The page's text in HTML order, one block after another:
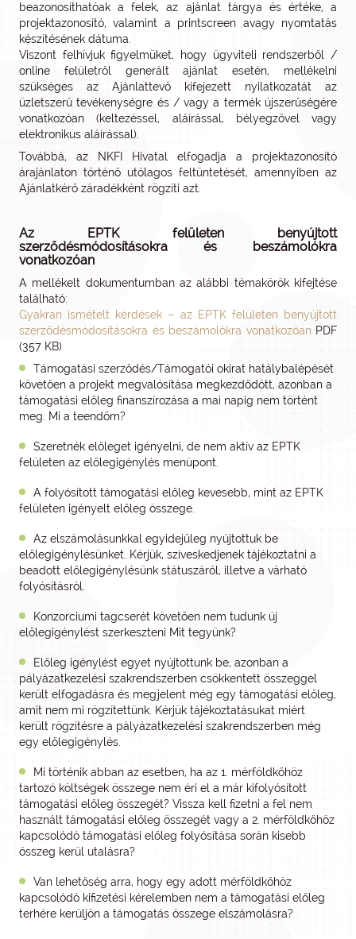
beazonosíthatóak a felek, az ajánlat tárgya és értéke, a
projektazonosító, valamint a printscreen avagy nyomtatás
készítésének dátuma.
Viszont felhívjuk figyelmüket, hogy ügyviteli rendszerből /
online felületről generált ajánlat esetén, mellékelni
szükséges az Ajánlattevő kifejezett nyilatkozatát az
üzletszerű tevékenységre és / vagy a termék újszerűségére
vonatkozóan (keltezéssel, aláírással, bélyegzővel vagy
elektronikus aláírással).
Továbbá, az NKFI Hivatal elfogadja a projektazonosító
árajánlaton történő utólagos feltüntetését, amennyiben az
Ajánlatkérő záradékként rögzíti azt.
Az EPTK felületen benyújtott
szerződésmódosításokra és beszámolókra
vonatkozóan
A mellékelt dokumentumban az alábbi témakörök kifejtése
található:
Gyakran ismételt kérdések – az EPTK felületen benyújtott
szerződésmódosításokra és beszámolókra vonatkozóanPDF
(357 KB)
Támogatási szerződés/Támogatói okirat hatálybalépését
követően a projekt megvalósítása megkezdődött, azonban a
támogatási előleg finanszírozása a mai napig nem történt
meg. Mi a teendőm?
Szeretnék előleget igényelni, de nem aktív az EPTK
felületen az előlegigénylés menüpont.
A folyósított támogatási előleg kevesebb, mint az EPTK
felületen igényelt előleg összege.
Az elszámolásunkkal egyidejűleg nyújtottuk be
előlegigénylésünket. Kérjük, szíveskedjenek tájékoztatni a
beadott előlegigénylésünk státuszáról, illetve a várható
folyósításról.
Konzorciumi tagcserét követően nem tudunk új
előlegigénylést szerkeszteni Mit tegyünk?
Előleg igénylést egyet nyújtottunk be, azonban a
pályázatkezelési szakrendszerben csökkentett összeggel
került elfogadásra és megjelent még egy támogatási előleg,
amit nem mi rögzítettünk. Kérjük tájékoztatásukat miért
került rögzítésre a pályázatkezelési szakrendszerben még
egy előlegigénylés.
Mi történik abban az esetben, ha az 1. mérföldkőhöz
tartozó költségek összege nem éri el a már kifolyósított
támogatási előleg összegét? Vissza kell fizetni a fel nem
használt támogatási előleg összegét vagy a 2. mérföldkőhöz
kapcsolódó támogatási előleg folyósítása során kisebb
összeg kerül utalásra?
Van lehetőség arra, hogy egy adott mérföldkőhöz
kapcsolódó kifizetési kérelemben nem a támogatási előleg
terhére kerüljön a támogatás összege elszámolásra?